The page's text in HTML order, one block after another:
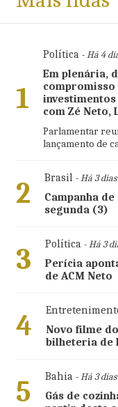
1
Política- Há 4
Em plenária,
compromisso
com Zé Neto,
Parlamentar
lançamento de
2 Brasil- Há 3
Campanha
segunda (3)
3 Política- Há 3
Perícia
de ACM Neto
4
Novo filme
bilheteria de
5 Bahia- Há 3
Gás de